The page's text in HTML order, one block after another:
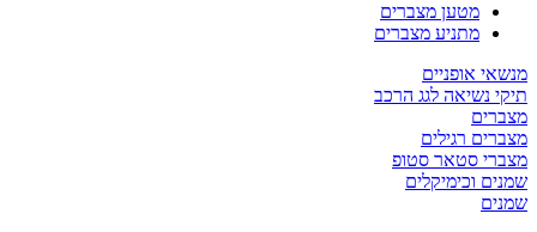
מטען מצברים
מתניע מצברים
מנשאי אופניים
תיקי נשיאה לגג הרכב
מצברים
מצברים רגילים
מצברי סטאר סטופ
שמנים וכימיקלים
שמנים